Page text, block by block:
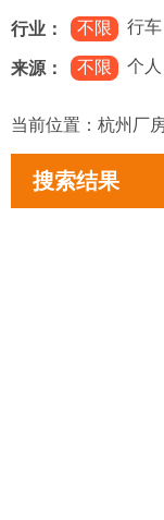
行业： 不限 行车
来源： 不限 个人
当前位置： 杭州厂
搜索结果